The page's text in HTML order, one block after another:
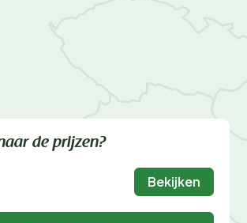
de prijzen?
Bekijken